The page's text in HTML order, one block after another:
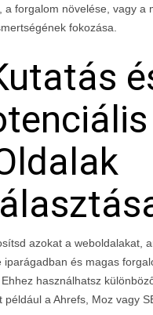
a forgalom növelése, vagy a
fokozása.
azokat a weboldalakat,
iparágadban és magas
használhatsz
például a Ahrefs, Moz vagy